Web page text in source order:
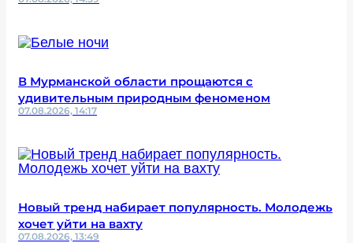
В Мурманской области прощаются с
удивительным природным феноменом
07.08.2026, 14:17
Новый тренд набирает популярность. Молодежь
хочет уйти на вахту
07.08.2026, 13:49